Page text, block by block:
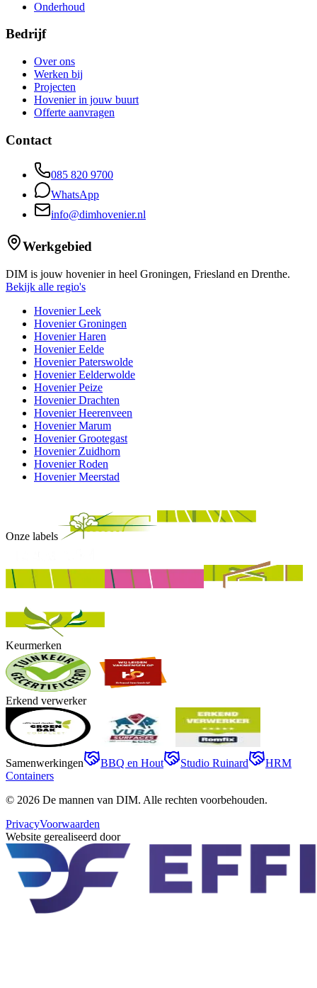
Onderhoud
Bedrijf
Over ons
Werken bij
Projecten
Hovenier in jouw buurt
Offerte aanvragen
Contact
085 820 9700
WhatsApp
info@dimhovenier.nl
Werkgebied
DIM is jouw hovenier in heel Groningen, Friesland en Drenthe.
Bekijk alle regio's
Hovenier Leek
Hovenier Groningen
Hovenier Haren
Hovenier Eelde
Hovenier Paterswolde
Hovenier Eelderwolde
Hovenier Peize
Hovenier Drachten
Hovenier Heerenveen
Hovenier Marum
Hovenier Grootegast
Hovenier Zuidhorn
Hovenier Roden
Hovenier Meerstad
Onze labels
Keurmerken
Erkend verwerker
Samenwerkingen BBQ en Hout Studio Ruinard
HRM
Containers
© 2026 De mannen van DIM. Alle rechten voorbehouden.
PrivacyVoorwaarden
Website gerealiseerd door